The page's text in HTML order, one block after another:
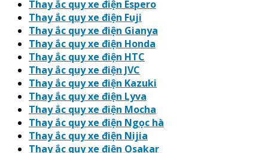
Thay ắc quy xe điện Espero
Thay ắc quy xe điện Fuji
Thay ắc quy xe điện Gianya
Thay ắc quy xe điện Honda
Thay ắc quy xe điện HTC
Thay ắc quy xe điện JVC
Thay ắc quy xe điện Kazuki
Thay ắc quy xe điện Lyva
Thay ắc quy xe điện Mocha
Thay ắc quy xe điện Ngọc hà
Thay ắc quy xe điện Nijia
Thay ắc quy xe điện Osakar